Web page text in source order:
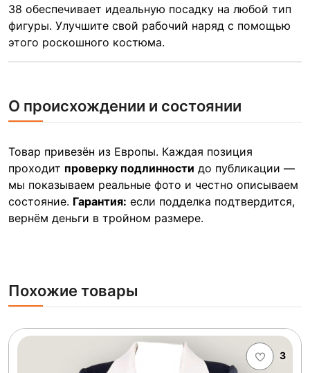
38 обеспечивает идеальную посадку на любой тип
фигуры. Улучшите свой рабочий наряд с помощью
этого роскошного костюма.
О происхождении и состоянии
Товар привезён из Европы. Каждая позиция
проходит проверку подлинности до публикации —
мы показываем реальные фото и честно описываем
состояние. Гарантия: если подделка подтвердится,
вернём деньги в тройном размере.
Похожие товары
3